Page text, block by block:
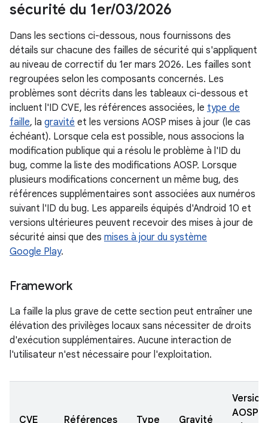
sécurité du 1er/03/2026
Dans les sections ci-dessous, nous fournissons des
détails sur chacune des failles de sécurité qui s'appliquent
au niveau de correctif du 1er mars 2026. Les failles sont
regroupées selon les composants concernés. Les
problèmes sont décrits dans les tableaux ci-dessous et
incluent l'ID CVE, les références associées, le type de
faille, la gravité et les versions AOSP mises à jour (le cas
échéant). Lorsque cela est possible, nous associons la
modification publique qui a résolu le problème à l'ID du
bug, comme la liste des modifications AOSP. Lorsque
plusieurs modifications concernent un même bug, des
références supplémentaires sont associées aux numéros
suivant l'ID du bug. Les appareils équipés d'Android 10 et
versions ultérieures peuvent recevoir des mises à jour de
sécurité ainsi que des mises à jour du système
Google Play.
Framework
La faille la plus grave de cette section peut entraîner une
élévation des privilèges locaux sans nécessiter de droits
d'exécution supplémentaires. Aucune interaction de
l'utilisateur n'est nécessaire pour l'exploitation.
CVE Références Type Gravité
AOSP